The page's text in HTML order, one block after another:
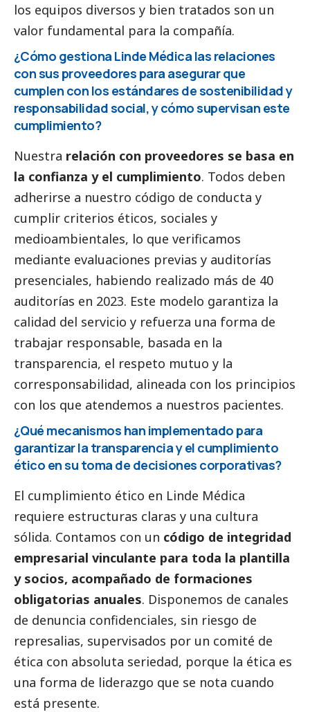
los equipos diversos y bien tratados son un
valor fundamental para la compañía.
¿Cómo gestiona Linde Médica las relaciones
con sus proveedores para asegurar que
cumplen con los estándares de sostenibilidad y
responsabilidadsocial, y cómo supervisan este
cumplimiento?
Nuestra relación con proveedores se basa en
la confianza y el cumplimiento. Todos deben
adherirse a nuestro código de conducta y
cumplir criterios éticos, sociales y
medioambientales, lo que verificamos
mediante evaluaciones previas y auditorías
presenciales, habiendo realizado más de 40
auditorías en 2023. Este modelo garantiza la
calidad del servicio y refuerza una forma de
trabajar responsable, basada en la
transparencia, el respeto mutuo y la
corresponsabilidad, alineada con los principios
con los que atendemos a nuestros pacientes.
¿Qué mecanismos han implementado para
garantizar la transparencia y el cumplimiento
ético en su toma de decisiones corporativas?
El cumplimiento ético en Linde Médica
requiere estructuras claras y una cultura
sólida. Contamos con un código de integridad
empresarial vinculante para toda la plantilla
y socios, acompañado de formaciones
obligatorias anuales. Disponemos de canales
de denuncia confidenciales, sin riesgo de
represalias, supervisados por un comité de
ética con absoluta seriedad, porque la ética es
una forma de liderazgo que se nota cuando
está presente.